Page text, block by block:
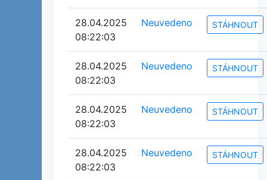
28.04.2025
08:22:03
Neuvedeno STÁHNOUT
28.04.2025
08:22:03
Neuvedeno STÁHNOUT
28.04.2025
08:22:03
Neuvedeno STÁHNOUT
28.04.2025
08:22:03
Neuvedeno STÁHNOUT